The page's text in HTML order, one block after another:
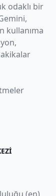
odaklı bir
kullanıma